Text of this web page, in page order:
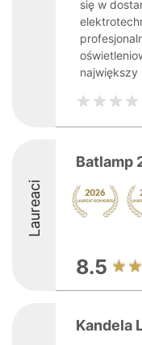
się w
największy
Laureaci
Batlamp
8.5
Kandela